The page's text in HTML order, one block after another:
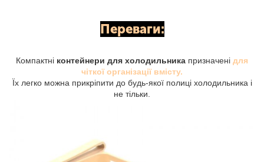
Переваги:
Компактні контейнери для холодильника призначені для
чіткої організації вмісту.
Їх легко можна прикріпити до будь-якої полиці холодильника і
не тільки.